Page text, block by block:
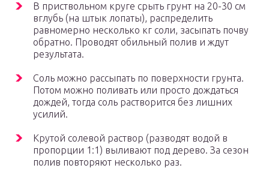
В приствольном круге срыть грунт на 20-30 см
вглубь (на штык лопаты), распределить
равномерно несколько кг соли, засыпать почву
обратно. Проводят обильный полив и ждут
результата.
Соль можно рассыпать по поверхности грунта.
Потом можно поливать или просто дождаться
дождей, тогда соль растворится без лишних
усилий.
Крутой солевой раствор (разводят водой в
пропорции 1:1) выливают под дерево. За сезон
полив повторяют несколько раз.